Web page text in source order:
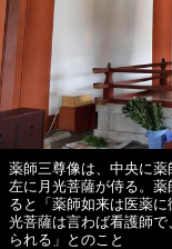
薬師三尊像は、中央に薬
左に月光菩薩が侍る。
ると「薬師如来は医薬
光菩薩は言わば看護師で
られる」とのこと